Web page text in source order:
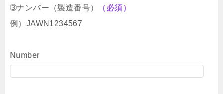
➂ナンバー（製造番号）
（必須）
例）JAWN1234567
Number